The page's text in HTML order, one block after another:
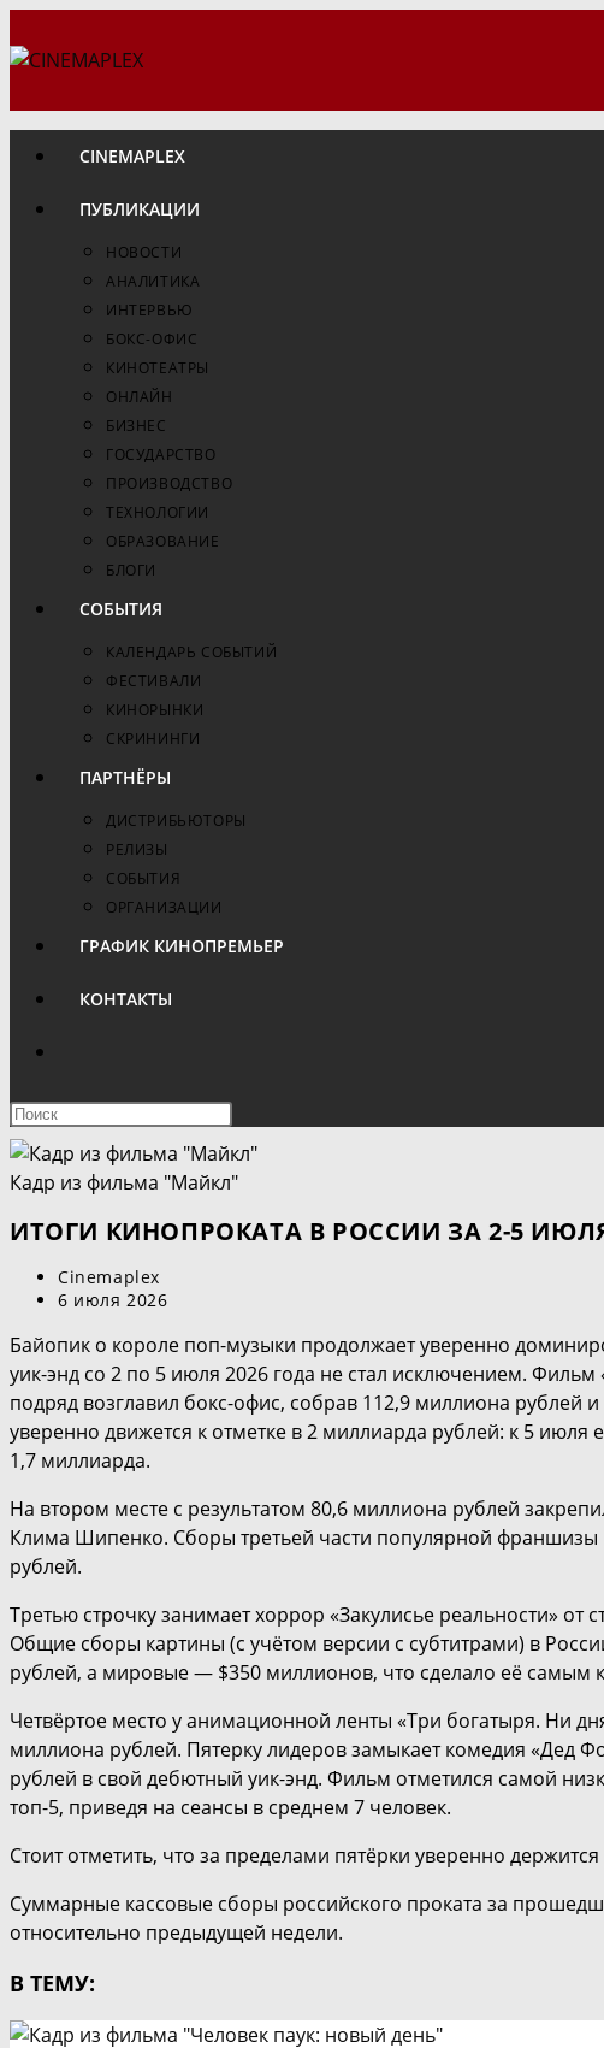
к
CINEMAPLEX
ПУБЛИКАЦИИ
НОВОСТИ
АНАЛИТИКА
ИНТЕРВЬЮ
БОКС-ОФИС
КИНОТЕАТРЫ
ОНЛАЙН
БИЗНЕС
ГОСУДАРСТВО
ПРОИЗВОДСТВО
ТЕХНОЛОГИИ
ОБРАЗОВАНИЕ
БЛОГИ
СОБЫТИЯ
КАЛЕНДАРЬ СОБЫТИЙ
ФЕСТИВАЛИ
КИНОРЫНКИ
СКРИНИНГИ
ПАРТНЁРЫ
ДИСТРИБЬЮТОРЫ
РЕЛИЗЫ
СОБЫТИЯ
ОРГАНИЗАЦИИ
ГРАФИК КИНОПРЕМЬЕР
КОНТАКТЫ
ПОИСК
ПО
Нажмите
клавишу
Escape,
закрыть
Кадр из фильма "Майкл"
ИТОГИ КИНОПРОКАТА В РОССИИ ЗА 2-5
Автор
записи:
Cinemaplex
Запись
6 июля 2026
Байопик о короле поп-музыки продолжает уверенно
уик-энд со 2 по 5 июля 2026 года не стал исключением.
подряд возглавил бокс-офис, собрав 112,9 миллиона рублей
уверенно движется к отметке в 2 миллиарда рублей: к 5
1,7 миллиарда.
На втором месте с результатом 80,6 миллиона рублей
Клима Шипенко. Сборы третьей части популярной франшизы
рублей.
Третью строчку занимает хоррор «Закулисье реальности» от
Общие сборы картины (с учётом версии с субтитрами) в
рублей, а мировые — $350 миллионов, что сделало её самым
Четвёртое место у анимационной ленты «Три богатыря. Ни
миллиона рублей. Пятерку лидеров замыкает комедия «Дед
рублей в свой дебютный уик-энд. Фильм отметился самой
топ-5, приведя на сеансы в среднем 7 человек.
Стоит отметить, что за пределами пятёрки уверенно
Суммарные кассовые сборы российского проката за
относительно предыдущей недели.
В ТЕМУ: